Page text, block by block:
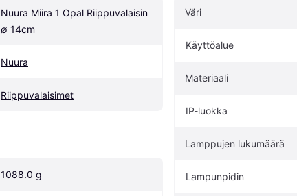
Nuura Miira 1 Opal Riippuvalaisin
∅ 14cm
Nuura
Riippuvalaisimet
1088.0 g
Väri
Käyttöalue
Materiaali
IP-luokka
Lamppujen lukumäärä
Lampunpidin